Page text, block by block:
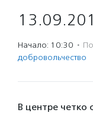
Начало: 10:30 ·
доброволь­чест­во
В центре четко